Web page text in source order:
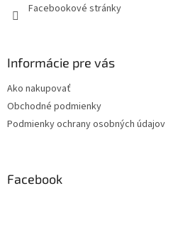
Facebookové stránky
Informácie pre vás
Ako nakupovať
Obchodné podmienky
Podmienky ochrany osobných údajov
Facebook